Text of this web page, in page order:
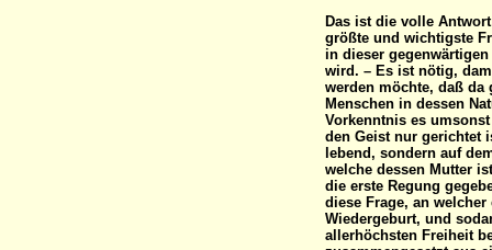
Das ist die volle Antwort auf die von Mir am Montag gegebene größte und wichtigste Frage, deren Größe und Wichtigkeit erst in dieser gegenwärtigen Beantwortung leuchtend ersichtlich wird. – Es ist nötig, damit die Antwort vollends eingesehen werden möchte, daß da gezeigt werde das Wesen des Menschen in dessen Natur- und geistiger Sphäre, ohne welche Vorkenntnis es umsonst wäre zu predigen, da das Ganze an den Geist nur gerichtet ist, der aber bei euch noch nicht lebend, sondern auf dem Wege ist, lebend in der Liebe, welche dessen Mutter ist, zu werden. Und damit eurem Geiste die erste Regung gegeben werde, gab Ich euch auch eben diese Frage, an welcher das Leben des Geistes, dessen Wiedergeburt, und sodann erst das ewige Leben in der allerhöchsten Freiheit beruht. Seht, der Mensch ist zusammengesetzt aus einem naturmäßigen Leibe, der da ist ein Gefäß, darinnen sich durch die verschiedenen Organe eine lebendige Seele ausbilde; denn im Entstehen durch die Zeugung wird nur das alleinige Wesen des Leibes konstruiert. Und erst im siebenten Monate, wenn schon das leibliche Wesen organisch, wenn auch noch nicht ganz der Form, doch aber all den Teilen nach ausgebildet wird durch das vegetative Leben der Mutter, – so erst wird in der Gegend der Magengrube ein für eure Augen nicht wahrnehmbares, vom Zeuger herrührendes Bläschen, darinnen die Substanz der Seele enthalten ist, geöffnet und teilt sich dann dem ganzen Organismus durch die Verbindung der Nerven mit, umwandelt dann ein in allen Nerven vorfindliches magnetisches Fluidum in die seinige und dringt dann in aller elektrischen Schnelle bald auch in alle übrigen Organe, namentlich aber zuletzt erst in die Herzmuskeln, was gewöhnlich erst am siebenten Tage, bei einigen manchmal etwas später erst geschieht. Dann fängt ganz langsam das Herz an sich auszudehnen durch die allmähliche Füllung der Seelensubstanz, und wenn es so nach und nach voll geworden ist gleich einer elektrischen Flasche, so entladet es sich dann in die Adern durch eine obere Kammer. Dieses entladene Fluidum teilt sich dann allen dort befindlichen Säften mit und zwingt sie in alle Gefäße und so auch dann die in den Gefäßen selbst vorhandenen Säfte zur Bewegung wieder in die Venen und durch dieselben wieder zum Herzen zurück, während welcher Zeit das Herz schon wieder geladen wird und die dahin kehrenden Säfte alsogleich wieder weiterbefördert. Und so beginnt dann der Pulsschlag und die Zirkulation der Säfte und etwas später des daraus hervorgehenden Blutes. Dadurch nun bildet sich durch den derart bewirkten beständigen Verkehr und Austausch der Säfte und zwar den des Blutes die Masse des Leibes – und durch die in den feinen Säften enthaltene Substanz die Solidität der Seele elektro-organisch aus. Und wenn dann auch der Magen vollends ausgebildet wurde zur Aufnahme von gröberen Säften aus dem Leibe der Mutter zuerst, zur Unterstützung der an die Bestimmung verwendeten Säfte und des Blutes, dann wird der Mensch abgelöst von den Nährbanden im Mutterleibe und wird geboren in die Außenwelt, begabt mit fünf naturmäßigen äußeren Sinnen, um aufzunehmen die Sinnenwelt oder eigentlich die verschiedenen Substanzen, als des Lichtes, des Schalles, des Geschmackes, des Geruches und endlich des allgemeinen Gefühles, welches alles nun bestimmt ist, auszubilden die Seele und nach deren Bedürfnis wachsen zu lassen den Leib, was dann mehrere Jahre nacheinander geschieht. Und so sind nun zwei Menschen in einem, nämlich zuerst ein materieller und in dem ein substantieller. Hier merket wohl auf, – gleich ungefähr drei Tage vor der Geburt aber wird aus der allerfeinsten und zugleich solidesten Substanz der Seele in der Gegend des Herzens ein anderes unendlich feines Bläschen gebildet, und in dieses